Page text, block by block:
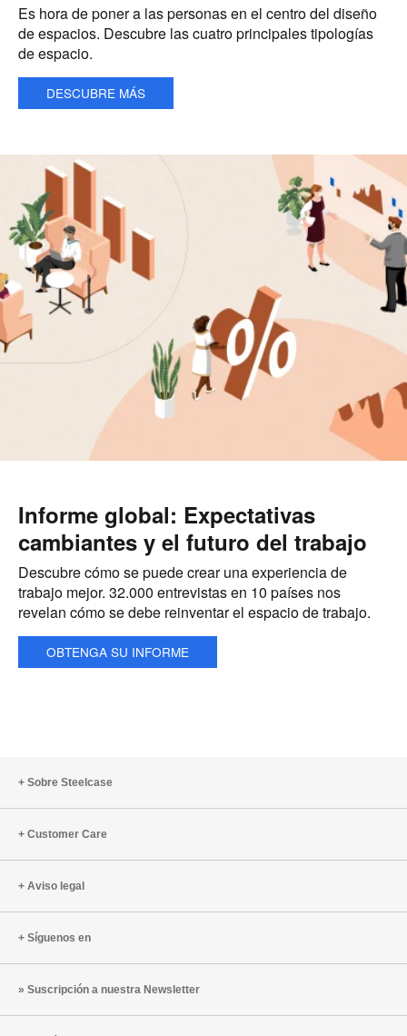
Es hora de poner a las personas en el centro del diseño
de espacios. Descubre las cuatro principales tipologías
de espacio.
DESCUBRE MÁS
Informe global: Expectativas
cambiantes y el futuro del trabajo
Descubre cómo se puede crear una experiencia de
trabajo mejor. 32.000 entrevistas en 10 países nos
revelan cómo se debe reinventar el espacio de trabajo.
OBTENGA SU INFORME
Sobre Steelcase
Customer Care
Aviso legal
Síguenos en
Suscripción a nuestra Newsletter